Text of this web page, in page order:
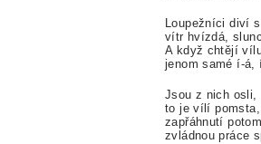
Loupežníci diví
vítr hvízdá,
A když chtějí
jenom samé í-á,
Jsou z nich osli,
to je vílí pomsta,
zapřáhnutí
zvládnou práce